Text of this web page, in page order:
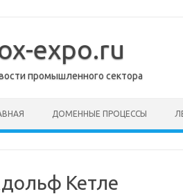
expo.ru
промышленного сектора
ДОМЕННЫЕ ПРОЦЕССЫ
Кетле